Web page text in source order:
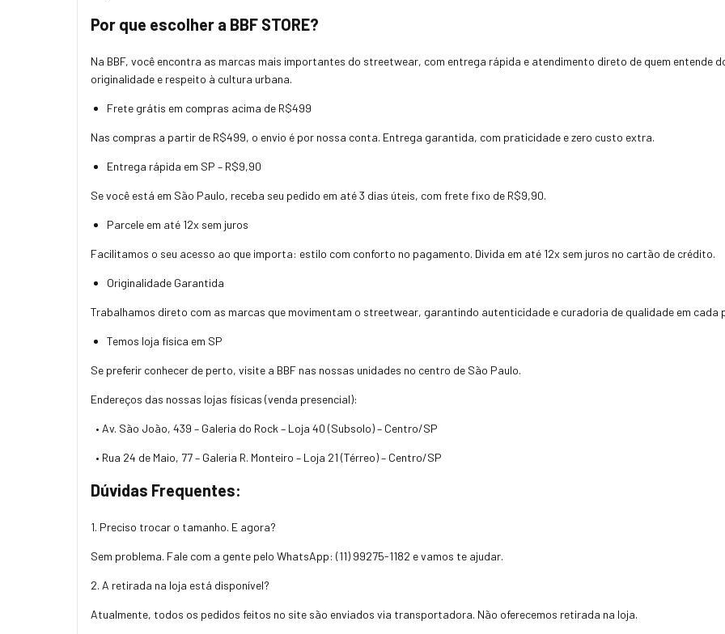
Por que escolher a BBF STORE?
Na BBF, você encontra as marcas mais importantes do streetwear, com entrega rápida e atendimento direto de quem entende
originalidade e respeito à cultura urbana.
Frete grátis em compras acima de R$499
Nas compras a partir de R$499, o envio é por nossa conta. Entrega garantida, com praticidade e zero custo extra.
Entrega rápida em SP – R$9,90
Se você está em São Paulo, receba seu pedido em até 3 dias úteis, com frete fixo de R$9,90.
Parcele em até 12x sem juros
Facilitamos o seu acesso ao que importa: estilo com conforto no pagamento. Divida em até 12x sem juros no cartão de crédito.
Originalidade Garantida
Trabalhamos direto com as marcas que movimentam o streetwear, garantindo autenticidade e curadoria de qualidade em cada
Temos loja física em SP
Se preferir conhecer de perto, visite a BBF nas nossas unidades no centro de São Paulo.
Endereços das nossas lojas físicas (venda presencial):
• Av. São João, 439 – Galeria do Rock – Loja 40 (Subsolo) – Centro/SP
• Rua 24 de Maio, 77 – Galeria R. Monteiro – Loja 21 (Térreo) – Centro/SP
Dúvidas Frequentes:
1. Preciso trocar o tamanho. E agora?
Sem problema. Fale com a gente pelo WhatsApp: (11) 99275-1182 e vamos te ajudar.
2. A retirada na loja está disponível?
Atualmente, todos os pedidos feitos no site são enviados via transportadora. Não oferecemos retirada na loja.